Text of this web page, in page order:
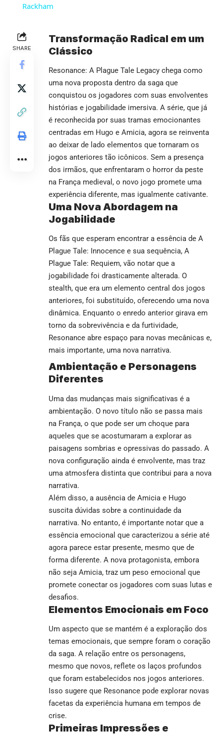
Rackham
SHARE
Transformação Radical em um
Clássico
Resonance: A Plague Tale Legacy chega como
uma nova proposta dentro da saga que
conquistou os jogadores com suas envolventes
histórias e jogabilidade imersiva. A série, que já
é reconhecida por suas tramas emocionantes
centradas em Hugo e Amicia, agora se reinventa
ao deixar de lado elementos que tornaram os
jogos anteriores tão icônicos. Sem a presença
dos irmãos, que enfrentaram o horror da peste
na França medieval, o novo jogo promete uma
experiência diferente, mas igualmente cativante.
Uma Nova Abordagem na
Jogabilidade
Os fãs que esperam encontrar a essência de A
Plague Tale: Innocence e sua sequência, A
Plague Tale: Requiem, vão notar que a
jogabilidade foi drasticamente alterada. O
stealth, que era um elemento central dos jogos
anteriores, foi substituído, oferecendo uma nova
dinâmica. Enquanto o enredo anterior girava em
torno da sobrevivência e da furtividade,
Resonance abre espaço para novas mecânicas e,
mais importante, uma nova narrativa.
Ambientação e Personagens
Diferentes
Uma das mudanças mais significativas é a
ambientação. O novo título não se passa mais
na França, o que pode ser um choque para
aqueles que se acostumaram a explorar as
paisagens sombrias e opressivas do passado. A
nova configuração ainda é envolvente, mas traz
uma atmosfera distinta que contribui para a nova
narrativa.
Além disso, a ausência de Amicia e Hugo
suscita dúvidas sobre a continuidade da
narrativa. No entanto, é importante notar que a
essência emocional que caracterizou a série até
agora parece estar presente, mesmo que de
forma diferente. A nova protagonista, embora
não seja Amicia, traz um peso emocional que
promete conectar os jogadores com suas lutas e
desafios.
Elementos Emocionais em Foco
Um aspecto que se mantém é a exploração dos
temas emocionais, que sempre foram o coração
da saga. A relação entre os personagens,
mesmo que novos, reflete os laços profundos
que foram estabelecidos nos jogos anteriores.
Isso sugere que Resonance pode explorar novas
facetas da experiência humana em tempos de
crise.
Primeiras Impressões e